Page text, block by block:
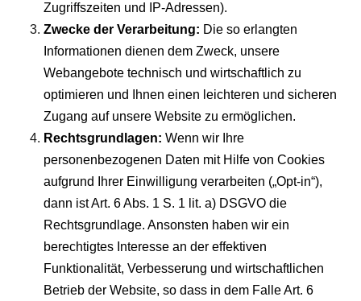
Zugriffszeiten und IP-Adressen).
Zwecke der Verarbeitung: Die so erlangten
Informationen dienen dem Zweck, unsere
Webangebote technisch und wirtschaftlich zu
optimieren und Ihnen einen leichteren und sicheren
Zugang auf unsere Website zu ermöglichen.
Rechtsgrundlagen: Wenn wir Ihre
personenbezogenen Daten mit Hilfe von Cookies
aufgrund Ihrer Einwilligung verarbeiten („Opt-in“),
dann ist Art. 6 Abs. 1 S. 1 lit. a) DSGVO die
Rechtsgrundlage. Ansonsten haben wir ein
berechtigtes Interesse an der effektiven
Funktionalität, Verbesserung und wirtschaftlichen
Betrieb der Website, so dass in dem Falle Art. 6